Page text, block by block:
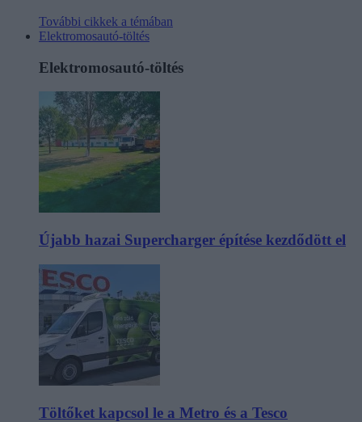
További cikkek a témában
Elektromosautó-töltés
Elektromosautó-töltés
Újabb hazai Supercharger építése kezdődött el
Töltőket kapcsol le a Metro és a Tesco